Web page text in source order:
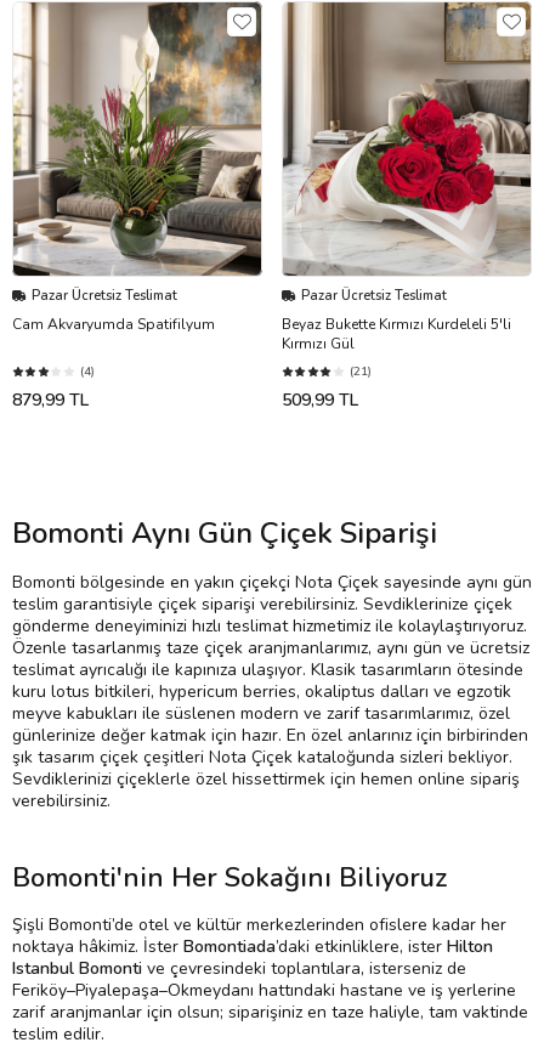
Pazar Ücretsiz Teslimat
Cam Akvaryumda Spatifilyum
(4)
879,99 TL
Pazar Ücretsiz Teslimat
Beyaz Bukette Kırmızı Kurdeleli 5'li
Kırmızı Gül
(21)
509,99 TL
Bomonti Aynı Gün Çiçek Siparişi
Bomonti bölgesinde en yakın çiçekçi Nota Çiçek sayesinde aynı gün
teslim garantisiyle çiçek siparişi verebilirsiniz. Sevdiklerinize çiçek
gönderme deneyiminizi hızlı teslimat hizmetimiz ile kolaylaştırıyoruz.
Özenle tasarlanmış taze çiçek aranjmanlarımız, aynı gün ve ücretsiz
teslimat ayrıcalığı ile kapınıza ulaşıyor. Klasik tasarımların ötesinde
kuru lotus bitkileri, hypericum berries, okaliptus dalları ve egzotik
meyve kabukları ile süslenen modern ve zarif tasarımlarımız, özel
günlerinize değer katmak için hazır. En özel anlarınız için birbirinden
şık tasarım çiçek çeşitleri Nota Çiçek kataloğunda sizleri bekliyor.
Sevdiklerinizi çiçeklerle özel hissettirmek için hemen online sipariş
verebilirsiniz.
Bomonti'nin Her Sokağını Biliyoruz
Şişli Bomonti’de otel ve kültür merkezlerinden ofislere kadar her
noktaya hâkimiz. İster Bomontiada’daki etkinliklere, ister Hilton
Istanbul Bomonti ve çevresindeki toplantılara, isterseniz de
Feriköy–Piyalepaşa–Okmeydanı hattındaki hastane ve iş yerlerine
zarif aranjmanlar için olsun; siparişiniz en taze haliyle, tam vaktinde
teslim edilir.